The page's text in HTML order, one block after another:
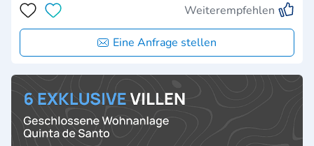
Weiterempfehlen
Eine Anfrage stellen